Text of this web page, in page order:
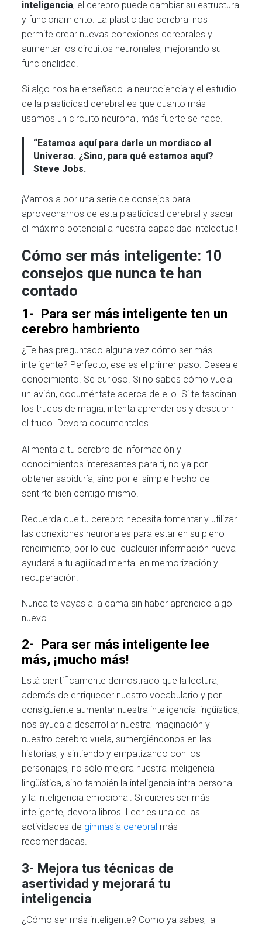
inteligencia, el cerebro puede cambiar su estructura
y funcionamiento. La plasticidad cerebral nos
permite crear nuevas conexiones cerebrales y
aumentar los circuitos neuronales, mejorando su
funcionalidad.
Si algo nos ha enseñado la neurociencia y el estudio
de la plasticidad cerebral es que cuanto más
usamos un circuito neuronal, más fuerte se hace.
“Estamos aquí para darle un mordisco al
Universo. ¿Sino, para qué estamos aquí?
Steve Jobs.
¡Vamos a por una serie de consejos para
aprovecharnos de esta plasticidad cerebral y sacar
el máximo potencial a nuestra capacidad intelectual!
Cómo ser más inteligente: 10
consejos que nunca te han
contado
1- Para ser más inteligente ten un
cerebro hambriento
¿Te has preguntado alguna vez cómo ser más
inteligente? Perfecto, ese es el primer paso. Desea el
conocimiento. Se curioso. Si no sabes cómo vuela
un avión, documéntate acerca de ello. Si te fascinan
los trucos de magia, intenta aprenderlos y descubrir
el truco. Devora documentales.
Alimenta a tu cerebro de información y
conocimientos interesantes para ti, no ya por
obtener sabiduría, sino por el simple hecho de
sentirte bien contigo mismo.
Recuerda que tu cerebro necesita fomentar y utilizar
las conexiones neuronales para estar en su pleno
rendimiento, por lo que cualquier información nueva
ayudará a tu agilidad mental en memorización y
recuperación.
Nunca te vayas a la cama sin haber aprendido algo
nuevo.
2- Para ser más inteligente lee
más, ¡mucho más!
Está científicamente demostrado que la lectura,
además de enriquecer nuestro vocabulario y por
consiguiente aumentar nuestra inteligencia lingüística,
nos ayuda a desarrollar nuestra imaginación y
nuestro cerebro vuela, sumergiéndonos en las
historias, y sintiendo y empatizando con los
personajes, no sólo mejora nuestra inteligencia
lingüística, sino también la inteligencia intra-personal
y la inteligencia emocional. Si quieres ser más
inteligente, devora libros. Leer es una de las
actividades de gimnasia cerebral más
recomendadas.
3- Mejora tus técnicas de
asertividad y mejorará tu
inteligencia
¿Cómo ser más inteligente? Como ya sabes, la